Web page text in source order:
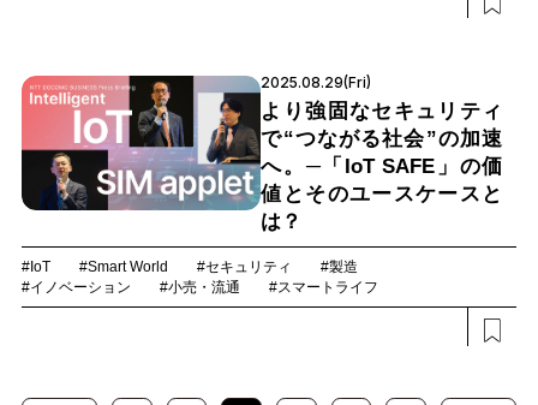
2025.08.29(Fri)
より強固なセキュリティ
で“つながる社会”の加速
へ。─「IoT SAFE」の価
値とそのユースケースと
は？
#IoT #Smart World #セキュリティ
#製造
#イノベーション
#小売・流通 #スマートライフ